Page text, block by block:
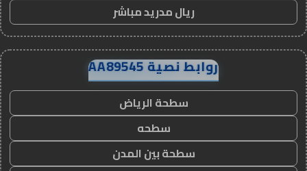
ريال مدريد مباشر
روابط نصية AA89545
سطحة الرياض
سطحه
سطحة بين المدن